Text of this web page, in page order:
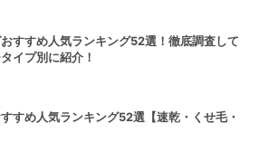
すすめ人気ランキング52選！徹底調査して
イプ別に紹介！
すめ人気ランキング52選【速乾・くせ毛・